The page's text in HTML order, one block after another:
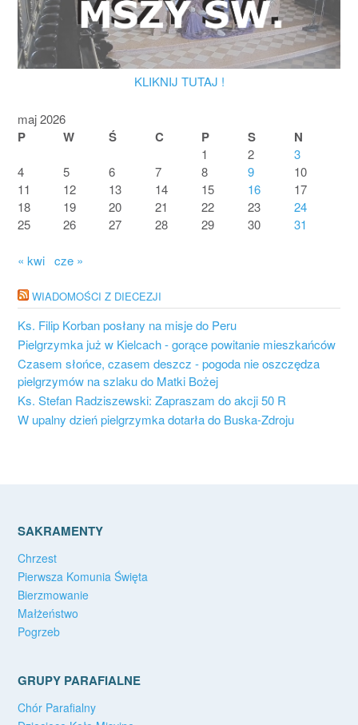
KLIKNIJ TUTAJ !
maj 2026
P W Ś C P S N
1 2
3
4
5 6 7 8 9
10
11
12 13 14 15 16
17
18
19 20 21 22 23
24
25
26 27 28 29 30 31
« kwi cze »
WIADOMOŚCI Z DIECEZJI
Ks. Filip Korban posłany na misje do Peru
Pielgrzymka już w Kielcach - gorące powitanie mieszkańców
Czasem słońce, czasem deszcz - pogoda nie oszczędza
pielgrzymów na szlaku do Matki Bożej
Ks. Stefan Radziszewski: Zapraszam do akcji 50 R
W upalny dzień pielgrzymka dotarła do Buska-Zdroju
SAKRAMENTY
Chrzest
Pierwsza Komunia Święta
Bierzmowanie
Małżeństwo
Pogrzeb
GRUPY PARAFIALNE
Chór Parafialny